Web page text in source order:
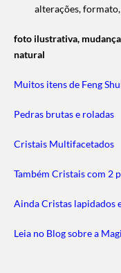
alterações,
foto ilustrativa,
natural
Muitos itens de Feng
Pedras brutas e roladas
Cristais Multifacetados
Também Cristais com 2
Ainda Cristas lapidados
Leia no Blog sobre a